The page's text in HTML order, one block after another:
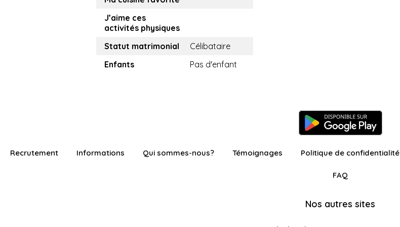
J’aime ces
activités physiques
Statut matrimonial
Célibataire
Enfants
Pas d'enfant
Recrutement Informations Qui sommes-nous? Témoignages Politique de confidentialité
FAQ
Nos autres sites